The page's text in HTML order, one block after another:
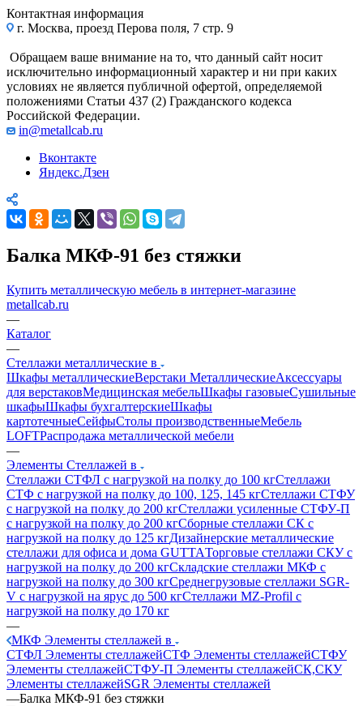
Контактная информация
г. Москва, проезд Перова поля, 7 стр. 9
Обращаем ваше внимание на то, что данный сайт носит
исключительно информационный характер и ни при каких
условиях не является публичной офертой, определяемой
положениями Статьи 437 (2) Гражданского кодекса
Российской Федерации.
in@metallcab.ru
Вконтакте
Яндекс.Дзен
Балка МКФ-91 без стяжки
Купить металлическую мебель в интернет-магазине
metallcab.ru
—
Каталог
—
Стеллажи металлические в
Шкафы металлическиеВерстаки МеталлическиеАксессуары
для верстаковМедицинская мебельШкафы газовыеСушильные
шкафыШкафы бухгалтерскиеШкафы
картотечныеСейфыСтолы производственныеМебель
LOFTРаспродажа металлической мебели
—
Элементы Стеллажей в
Стеллажи СТФЛ с нагрузкой на полку до 100 кгСтеллажи
СТФ с нагрузкой на полку до 100, 125, 145 кгСтеллажи СТФУ
с нагрузкой на полку до 200 кгСтеллажи усиленные СТФУ-П
с нагрузкой на полку до 200 кгСборные стеллажи СК с
нагрузкой на полку до 125 кгДизайнерские металлические
стеллажи для офиса и дома GUTTAТорговые стеллажи СКУ с
нагрузкой на полку до 200 кгСкладские стеллажи МКФ с
нагрузкой на полку до 300 кгСреднегрузовые стеллажи SGR-
V с нагрузкой на ярус до 500 кгСтеллажи MZ-Profil с
нагрузкой на полку до 170 кг
—
МКФ Элементы стеллажей в
СТФЛ Элементы стеллажейСТФ Элементы стеллажейСТФУ
Элементы стеллажейСТФУ-П Элементы стеллажейСК,СКУ
Элементы стеллажейSGR Элементы стеллажей
—Балка МКФ-91 без стяжки